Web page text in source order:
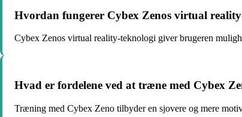
Hvordan fungerer Cybex Zenos virtual
Cybex Zenos virtual reality-teknologi giver brugeren
Hvad er fordelene ved at træne med Cybex
Træning med Cybex Zeno tilbyder en sjovere og mere